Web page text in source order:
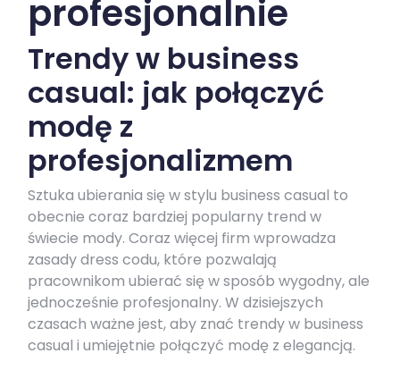
profesjonalnie
Trendy w business
casual: jak połączyć
modę z
profesjonalizmem
Sztuka ubierania się w stylu business casual to
obecnie coraz bardziej popularny trend w
świecie mody. Coraz więcej firm wprowadza
zasady dress codu, które pozwalają
pracownikom ubierać się w sposób wygodny, ale
jednocześnie profesjonalny. W dzisiejszych
czasach ważne jest, aby znać trendy w business
casual i umiejętnie połączyć modę z elegancją.